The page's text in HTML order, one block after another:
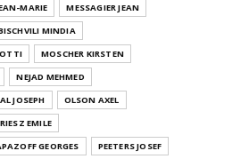
MARIE
MESSAGIER JEAN
MINDIA
MOSCHER KIRSTEN
NEJAD MEHMED
JOSEPH
OLSON AXEL
EMILE
GEORGES
PEETERS JOSEF